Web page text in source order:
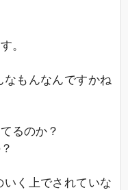
。
もんなんですかね
るのか？
く上でされていな